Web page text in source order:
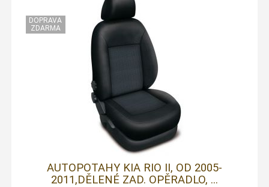
AUTOPOTAHY KIA RIO II, OD 2005-
2011,DĚLENÉ ZAD. OPĚRADLO, ...